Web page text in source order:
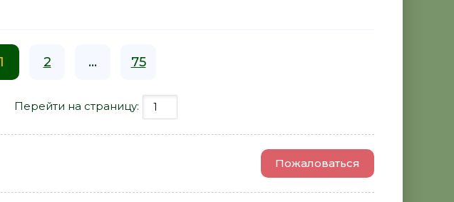
1 2 ... 75
Перейти на страницу:
Пожаловаться